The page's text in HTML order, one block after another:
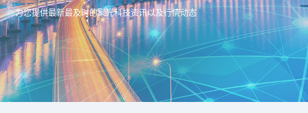
为您提供最新最及时的聚光科技资讯以及行情动态